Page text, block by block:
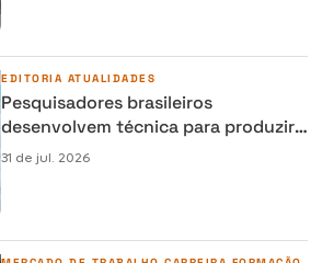
EDITORIA ATUALIDADES
Pesquisadores brasileiros
desenvolvem técnica para produzir
osso humano em laboratório e
31 de jul. 2026